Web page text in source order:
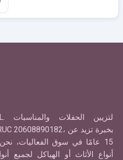
15 عامًا في سوق الفعاليات،
أنواع الأثاث أو الهياكل لجميع